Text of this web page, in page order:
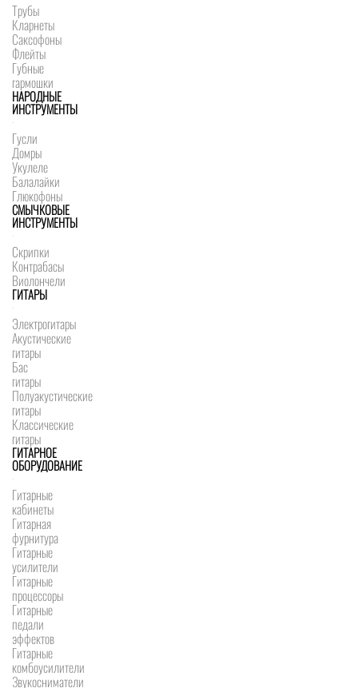
Трубы
Кларнеты
Саксофоны
Флейты
Губные
гармошки
НАРОДНЫЕ
ИНСТРУМЕНТЫ
Гусли
Домры
Укулеле
Балалайки
Глюкофоны
СМЫЧКОВЫЕ
ИНСТРУМЕНТЫ
Скрипки
Контрабасы
Виолончели
ГИТАРЫ
Электрогитары
Акустические
гитары
Бас
гитары
Полуакустические
гитары
Классические
гитары
ГИТАРНОЕ
ОБОРУДОВАНИЕ
Гитарные
кабинеты
Гитарная
фурнитура
Гитарные
усилители
Гитарные
процессоры
Гитарные
педали
эффектов
Гитарные
комбоусилители
Звукосниматели